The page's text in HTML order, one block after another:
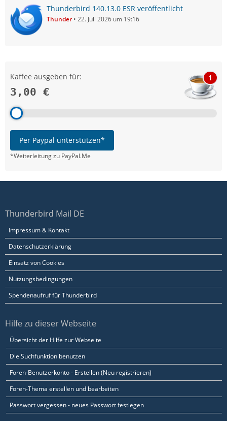
Thunderbird 140.13.0 ESR veröffentlicht
Thunder 22. Juli 2026 um 19:16
Kaffee ausgeben für:
3,00 €
1
Per Paypal unterstützen*
*Weiterleitung zu PayPal.Me
Thunderbird Mail DE
Impressum & Kontakt
Datenschutzerklärung
Einsatz von Cookies
Nutzungsbedingungen
Spendenaufruf für Thunderbird
Hilfe zu dieser Webseite
Übersicht der Hilfe zur Webseite
Die Suchfunktion benutzen
Foren-Benutzerkonto - Erstellen (Neu registrieren)
Foren-Thema erstellen und bearbeiten
Passwort vergessen - neues Passwort festlegen